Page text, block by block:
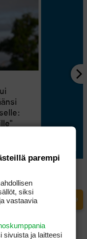
parempi
siksi
vastaavia
sivuista ja laitteesi